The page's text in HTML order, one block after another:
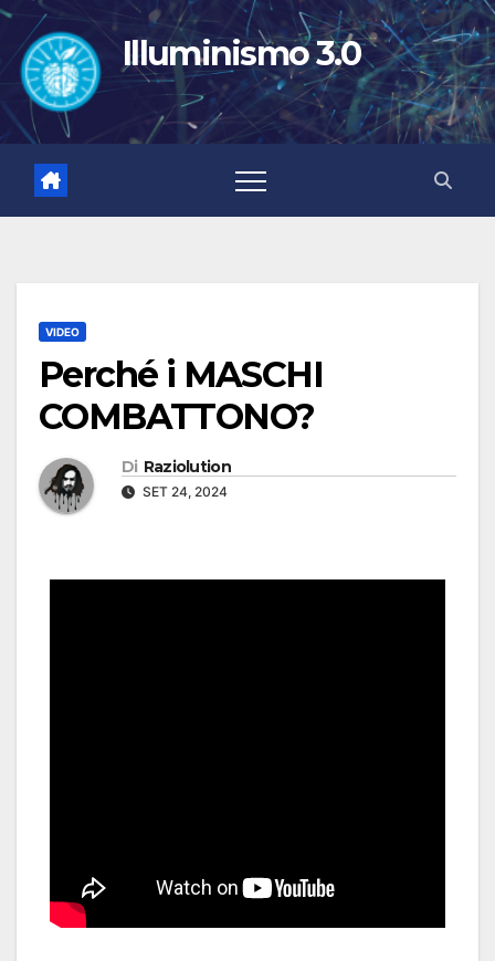
Salta
contenuto
Illuminismo 3.0
VIDEO
Perché i MASCHI
COMBATTONO?
Di Raziolution
SET 24, 2024